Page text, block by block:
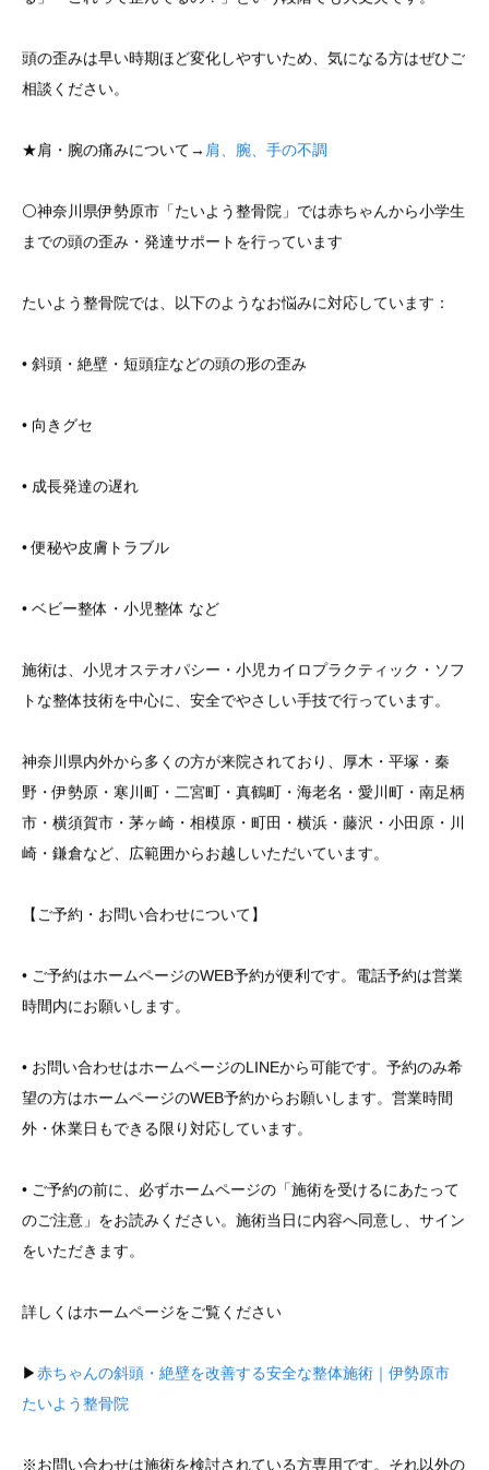
頭の歪みは早い時期ほど変化しやすいため、気になる方はぜひご
相談ください。
★肩・腕の痛みについて→ 肩、腕、手の不調
⚪️神奈川県伊勢原市「たいよう整骨院」では赤ちゃんから小学生
までの頭の歪み・発達サポートを行っています
たいよう整骨院では、以下のようなお悩みに対応しています：
• 斜頭・絶壁・短頭症などの頭の形の歪み
• 向きグセ
• 成長発達の遅れ
• 便秘や皮膚トラブル
• ベビー整体・小児整体 など
施術は、小児オステオパシー・小児カイロプラクティック・ソフ
トな整体技術を中心に、安全でやさしい手技で行っています。
神奈川県内外から多くの方が来院されており、厚木・平塚・秦
野・伊勢原・寒川町・二宮町・真鶴町・海老名・愛川町・南足柄
市・横須賀市・茅ヶ崎・相模原・町田・横浜・藤沢・小田原・川
崎・鎌倉など、広範囲からお越しいただいています。
【ご予約・お問い合わせについて】
• ご予約はホームページのWEB予約が便利です。電話予約は営業
時間内にお願いします。
• お問い合わせはホームページのLINEから可能です。予約のみ希
望の方はホームページのWEB予約からお願いします。営業時間
外・休業日もできる限り対応しています。
• ご予約の前に、必ずホームページの「施術を受けるにあたって
のご注意」をお読みください。施術当日に内容へ同意し、サイン
をいただきます。
詳しくはホームページをご覧ください
▶︎赤ちゃんの斜頭・絶壁を改善する安全な整体施術｜伊勢原市
たいよう整骨院
※お問い合わせは施術を検討されている方専用です。それ以外の